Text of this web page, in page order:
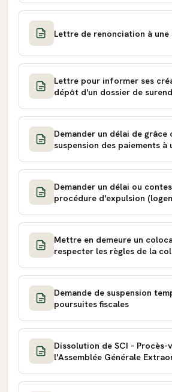
Lettre de renonciation à une
Lettre pour informer ses
dépôt d'un dossier de
Demander un délai de grâce
suspension des paiements à
Demander un délai ou
procédure d'expulsion
Mettre en demeure un
respecter les règles de la
Demande de suspension
poursuites fiscales
Dissolution de SCI - Procès-
l'Assemblée Générale